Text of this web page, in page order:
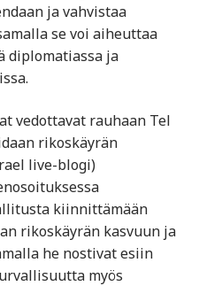
ja vahvistaa
se voi aiheuttaa
diplomatiassa ja
vedottavat rauhaan Tel
rikoskäyrän
live-blogi)
kiinnittämään
rikoskäyrän kasvuun ja
he nostivat esiin
myös